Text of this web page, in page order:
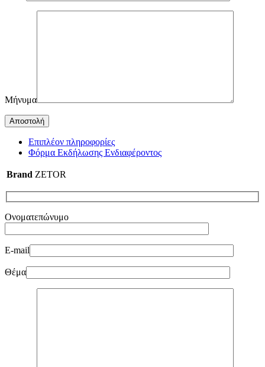
Μήνυμα
Επιπλέον πληροφορίες
Φόρμα Εκδήλωσης Ενδιαφέροντος
Brand ZETOR
Ονοματεπώνυμο
E-mail
Θέμα